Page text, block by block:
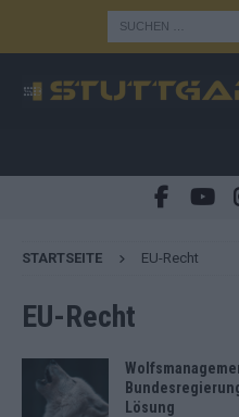
STARTSEITE EU-Recht
EU-Recht
Lösung